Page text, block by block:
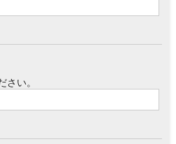
い。